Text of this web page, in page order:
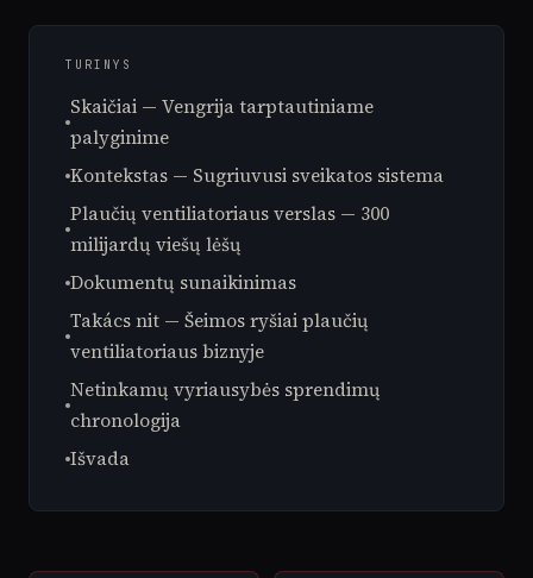
TURINYS
Skaičiai — Vengrija tarptautiniame
palyginime
Kontekstas — Sugriuvusi sveikatos sistema
Plaučių ventiliatoriaus verslas — 300
milijardų viešų lėšų
Dokumentų sunaikinimas
Takács nit — Šeimos ryšiai plaučių
ventiliatoriaus biznyje
Netinkamų vyriausybės sprendimų
chronologija
Išvada